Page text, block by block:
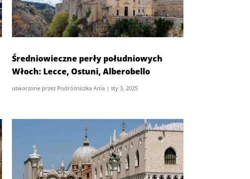
Średniowieczne perły południowych
Włoch: Lecce, Ostuni, Alberobello
utworzone przez Podróżniczka Ania| sty 3, 2025